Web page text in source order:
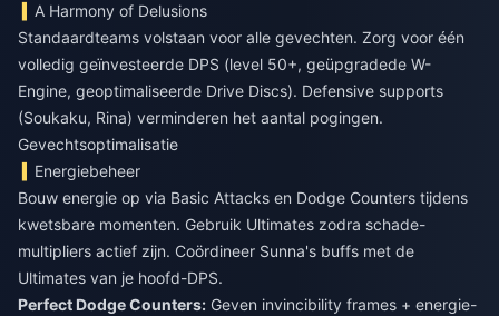
A Harmony of Delusions
Standaardteams volstaan voor alle gevechten. Zorg voor één
volledig geïnvesteerde DPS (level 50+, geüpgradede W-
Engine, geoptimaliseerde Drive Discs). Defensive supports
(Soukaku, Rina) verminderen het aantal pogingen.
Gevechtsoptimalisatie
Energiebeheer
Bouw energie op via Basic Attacks en Dodge Counters tijdens
kwetsbare momenten. Gebruik Ultimates zodra schade-
multipliers actief zijn. Coördineer Sunna's buffs met de
Ultimates van je hoofd-DPS.
Perfect Dodge Counters: Geven invincibility frames + energie-